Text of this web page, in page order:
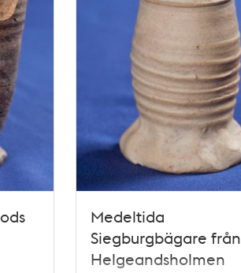
Medeltida
Siegburgbägare från
Helgeandsholmen